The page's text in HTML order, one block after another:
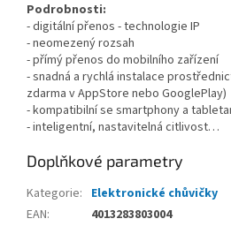
Podrobnosti:
- digitální přenos - technologie IP
- neomezený rozsah
- přímý přenos do mobilního zařízení
- snadná a rychlá instalace
zdarma v AppStore nebo GooglePlay)
- kompatibilní se smartphony a
- inteligentní, nastavitelná citlivost…
Doplňkové parametry
Kategorie: Elektronické chůvičky
EAN: 4013283803004